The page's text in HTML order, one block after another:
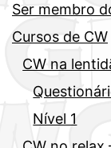
Ser membro
Cursos de CW
CW na
Nível 1